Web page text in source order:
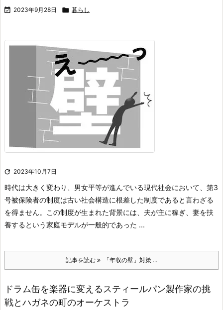
 2023年9月28日  暮らし
 2023年10月7日
時代は大きく変わり、男女平等が進んでいる現代社会において、第3
号被保険者の制度は古い社会構造に根差した制度であると言わざる
を得ません。
この制度が生まれた背景には、夫が主に稼ぎ、妻を扶
養するという家庭モデルが一般的であった ...
記事を読む 「年収の壁」対策 ...
ドラム缶を楽器に変えるスティールパン製作家の挑
戦とハガネの町のオーケストラ